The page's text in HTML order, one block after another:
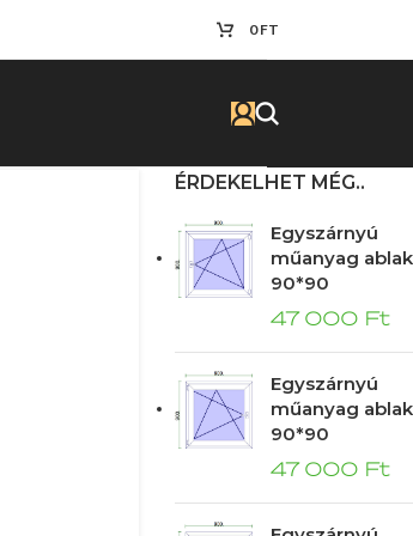
0FT
ÉRDEKELHET MÉG..
Egyszárnyú
műanyag ablak
90*90
47 000 Ft
Egyszárnyú
műanyag ablak
90*90
47 000 Ft